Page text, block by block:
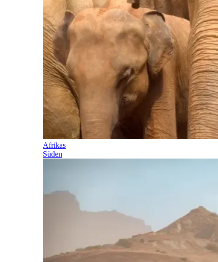
Afrikas
Süden